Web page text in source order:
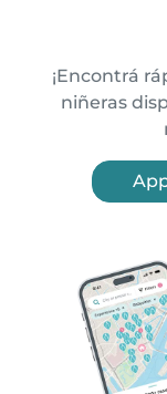
¡Encontrá
niñeras